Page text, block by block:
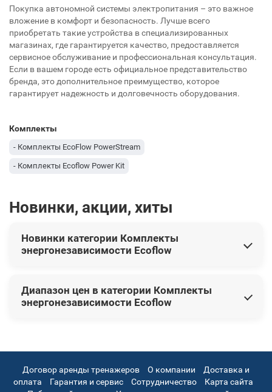
Покупка автономной системы электропитания – это важное
вложение в комфорт и безопасность. Лучше всего
приобретать такие устройства в специализированных
магазинах, где гарантируется качество, предоставляется
сервисное обслуживание и профессиональная консультация.
Если в вашем городе есть официальное представительство
бренда, это дополнительное преимущество, которое
гарантирует надежность и долговечность оборудования.
Комплекты
- Комплекты EcoFlow PowerStream
- Комплекты Ecoflow Power Kit
Новинки, акции, хиты
Новинки категории Комплекты
энергонезависимости Ecoflow
Комплект энергонезависимости Ecoflow Power
Independence Kit (Без Батарей и генератора)
Диапазон цен в категории Комплекты
энергонезависимости Ecoflow
Договор аренды тренажеров О компании
Доставка и
оплата
Гарантия и сервис Сотрудничество
Карта сайта